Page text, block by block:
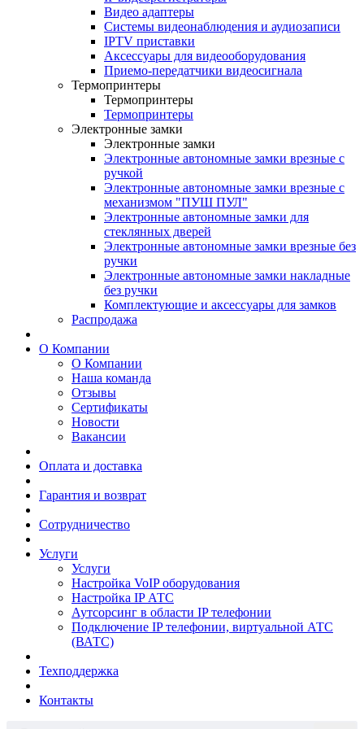
Видео адаптеры
Системы видеонаблюдения и аудиозаписи
IPTV приставки
Аксессуары для видеооборудования
Приемо-передатчики видеосигнала
Термопринтеры
Термопринтеры
Термопринтеры
Электронные замки
Электронные замки
Электронные автономные замки врезные с
ручкой
Электронные автономные замки врезные с
механизмом "ПУШ ПУЛ"
Электронные автономные замки для
стеклянных дверей
Электронные автономные замки врезные без
ручки
Электронные автономные замки накладные
без ручки
Комплектующие и аксессуары для замков
Распродажа
О Компании
О Компании
Наша команда
Отзывы
Сертификаты
Новости
Вакансии
Оплата и доставка
Гарантия и возврат
Сотрудничество
Услуги
Услуги
Настройка VoIP оборудования
Настройка IP АТС
Аутсорсинг в области IP телефонии
Подключение IP телефонии, виртуальной АТС
(ВАТС)
Техподдержка
Контакты